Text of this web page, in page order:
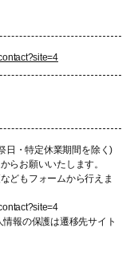
日・特定休業期間を除く)
らお願いいたします。
どもフォームから行えま
報の保護は遷移先サイト